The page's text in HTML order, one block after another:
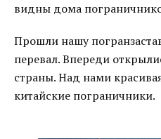
видны дома
Прошли нашу
перевал. Впереди
страны. Над нами
китайские пограничники.